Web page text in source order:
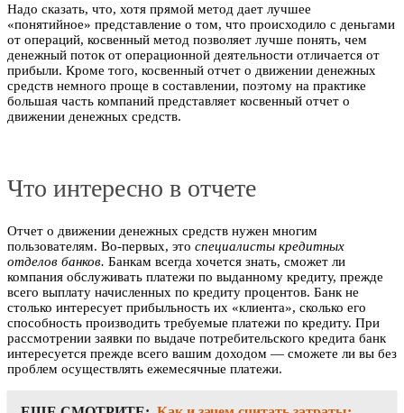
Надо сказать, что, хотя прямой метод дает лучшее
«понятийное» представление о том, что происходило с деньгами
от операций, косвенный метод позволяет лучше понять, чем
денежный поток от операционной деятельности отличается от
прибыли. Кроме того, косвенный отчет о движении денежных
средств немного проще в составлении, поэтому на практике
большая часть компаний представляет косвенный отчет о
движении денежных средств.
Что интересно в отчете
Отчет о движении денежных средств нужен многим
пользователям. Во-первых, это специалисты кредитных
отделов банков. Банкам всегда хочется знать, сможет ли
компания обслуживать платежи по выданному кредиту, прежде
всего выплату начисленных по кредиту процентов. Банк не
столько интересует прибыльность их «клиента», сколько его
способность производить требуемые платежи по кредиту. При
рассмотрении заявки по выдаче потребительского кредита банк
интересуется прежде всего вашим доходом — сможете ли вы без
проблем осуществлять ежемесячные платежи.